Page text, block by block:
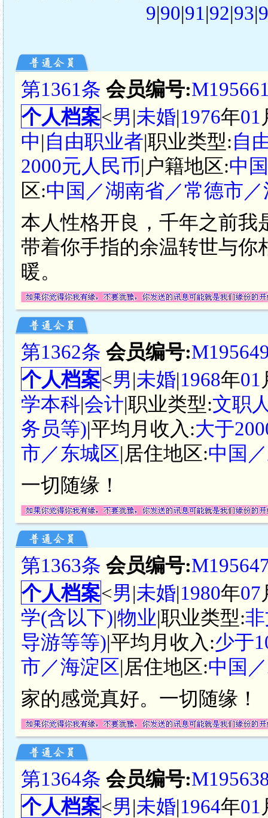
9|90|91|92|93|
第1361条 会员编号:
个人档案<男|未婚|1976年01
中|自由职业者|职业类型:自
2000元人民币|户籍地区:中
区:中国／湖南省／常德市／
本人性格开良，千年之前我
带着你手指的余温转世与你
暖。
第1362条 会员编号:
个人档案<男|未婚|1968年01
学本科|会计|职业类型:文职
务员等)|平均月收入:大于
市／东城区|居住地区:中国
一切随缘！
第1363条 会员编号:
个人档案<男|未婚|1980年07
学(含以下)|物业|职业类型:
导游等等)|平均月收入:少于
市／海淀区|居住地区:中国
家的感觉真好。一切随缘！
第1364条 会员编号:
个人档案<男|未婚|1964年01